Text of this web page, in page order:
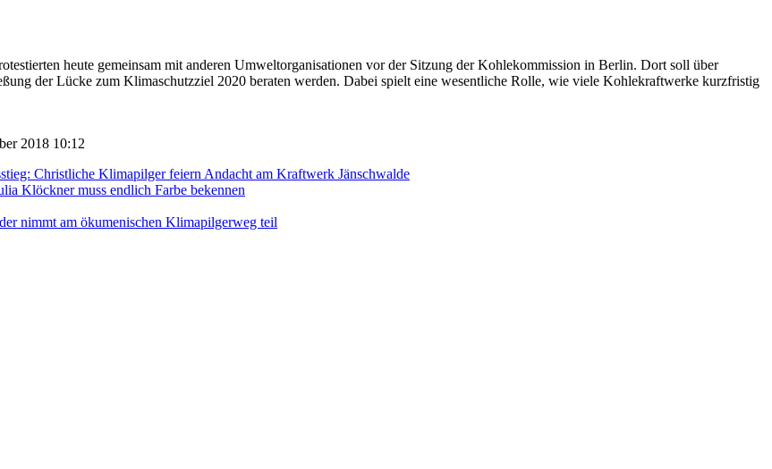
heute gemeinsam mit anderen Umweltorganisationen vor der Sitzung der Kohlekommission in Berlin. Dort soll über
der Lücke zum Klimaschutzziel 2020 beraten werden. Dabei spielt eine wesentliche Rolle, wie viele Kohlekraftwerke kurzfristig
2018 10:12
Christliche Klimapilger feiern Andacht am Kraftwerk Jänschwalde
Klöckner muss endlich Farbe bekennen
nimmt am ökumenischen Klimapilgerweg teil